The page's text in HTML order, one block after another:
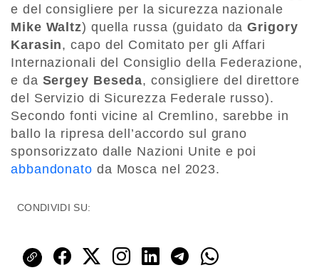
e del consigliere per la sicurezza nazionale
Mike Waltz) quella russa (guidato daGrigory
Karasin, capo del Comitato per gli Affari
Internazionali del Consiglio della Federazione,
e da Sergey Beseda, consigliere del direttore
del Servizio di Sicurezza Federale russo).
Secondo fonti vicine al Cremlino, sarebbe in
ballo la ripresa dell’accordo sul grano
sponsorizzato dalle Nazioni Unite e poi
abbandonato da Mosca nel 2023.
CONDIVIDI SU: